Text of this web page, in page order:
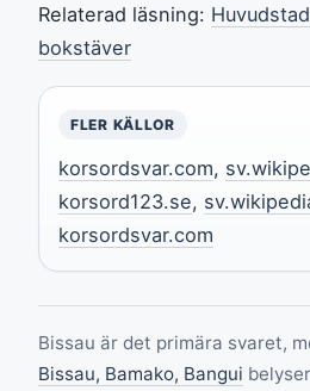
Relaterad läsning:
bokstäver
FLER KÄLLOR
korsordsvar.com,
korsord123.se,
korsordsvar.com
Bissau är det primära svaret,
Bissau, Bamako, Bangui